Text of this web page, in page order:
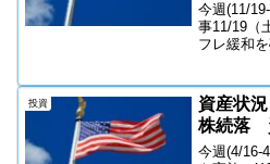
今週(11/
事11/19（
フレ緩和
当たらな
75bp利上
中古住宅
投資
資産状
株続落
今週(4/16-